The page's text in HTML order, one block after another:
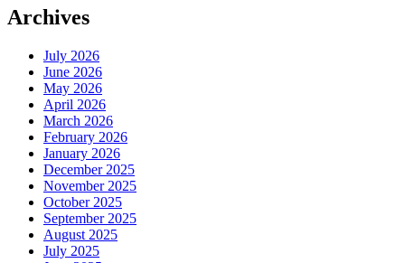
Archives
July 2026
June 2026
May 2026
April 2026
March 2026
February 2026
January 2026
December 2025
November 2025
October 2025
September 2025
August 2025
July 2025